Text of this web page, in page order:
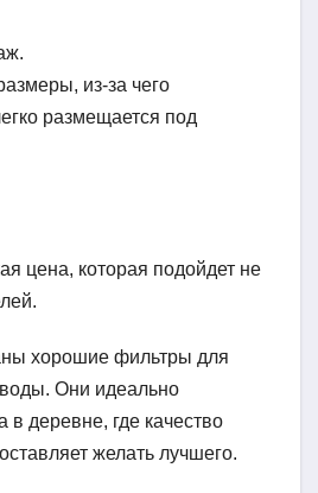
из-за чего
размещается под
цена, которая подойдет не
хорошие фильтры для
Они идеально
в деревне, где качество
желать лучшего.